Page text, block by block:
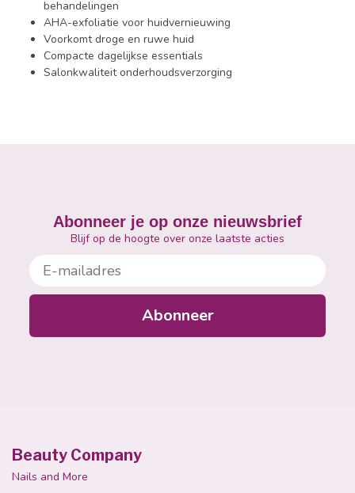
behandelingen
AHA-exfoliatie voor huidvernieuwing
Voorkomt droge en ruwe huid
Compacte dagelijkse essentials
Salonkwaliteit onderhoudsverzorging
Abonneer je op onze nieuwsbrief
Blijf op de hoogte over onze laatste acties
E-mailadres
Abonneer
Beauty Company
Nails and More